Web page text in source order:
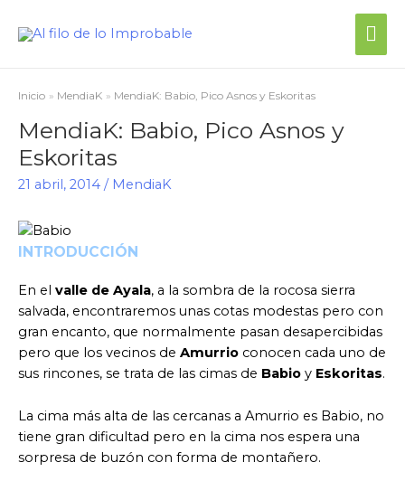
Inicio MendiaK MendiaK: Babio, Pico Asnos y Eskoritas
MendiaK: Babio, Pico Asnos y
Eskoritas
21 abril, 2014 / MendiaK
INTRODUCCIÓN
En el valle de Ayala, a la sombra de la rocosa sierra
salvada, encontraremos unas cotas modestas pero con
gran encanto, que normalmente pasan desapercibidas
pero que los vecinos de Amurrio conocen cada uno de
sus rincones, se trata de las cimas de Babio y Eskoritas.
La cima más alta de las cercanas a Amurrio es Babio, no
tiene gran dificultad pero en la cima nos espera una
sorpresa de buzón con forma de montañero.